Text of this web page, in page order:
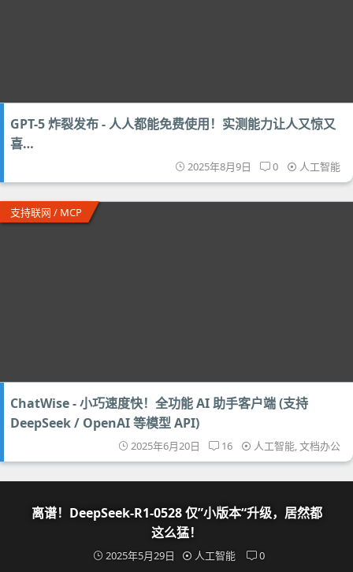
GPT-5 炸裂发布 - 人人都能免费使用！实测能力让人又惊又
喜…
2025年8月9日 0 人工智能
支持联网 / MCP
ChatWise - 小巧速度快！全功能 AI 助手客户端 (支持
DeepSeek / OpenAI 等模型 API)
2025年6月20日 16 人工智能,文档办公
离谱！DeepSeek-R1-0528 仅”小版本“升级，居然都
这么猛！
2025年5月29日 人工智能 0